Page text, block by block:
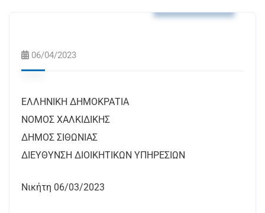
06/04/2023
ΕΛΛΗΝΙΚΗ ΔΗΜΟΚΡΑΤΙΑ
ΝΟΜΟΣ ΧΑΛΚΙΔΙΚΗΣ
ΔΗΜΟΣ ΣΙΘΩΝΙΑΣ
ΔΙΕΥΘΥΝΣΗ ΔΙΟΙΚΗΤΙΚΩΝ ΥΠΗΡΕΣΙΩΝ
Νικήτη 06/03/2023